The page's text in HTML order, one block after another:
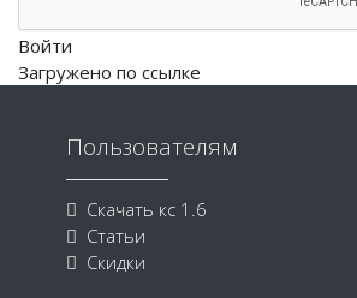
Войти
Загружено по ссылке
Пользователям
Скачать кс 1.6
Статьи
Скидки